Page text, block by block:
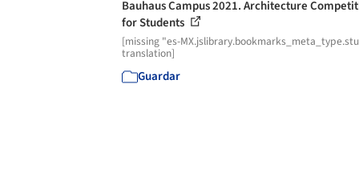
Bauhaus Campus 2021. Architecture
for Students
[missing "es-
translation]
Guardar